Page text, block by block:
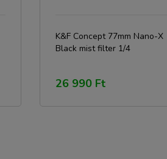
K&F Concept 77mm Nano-X
Black mist filter 1/4
26 990 Ft